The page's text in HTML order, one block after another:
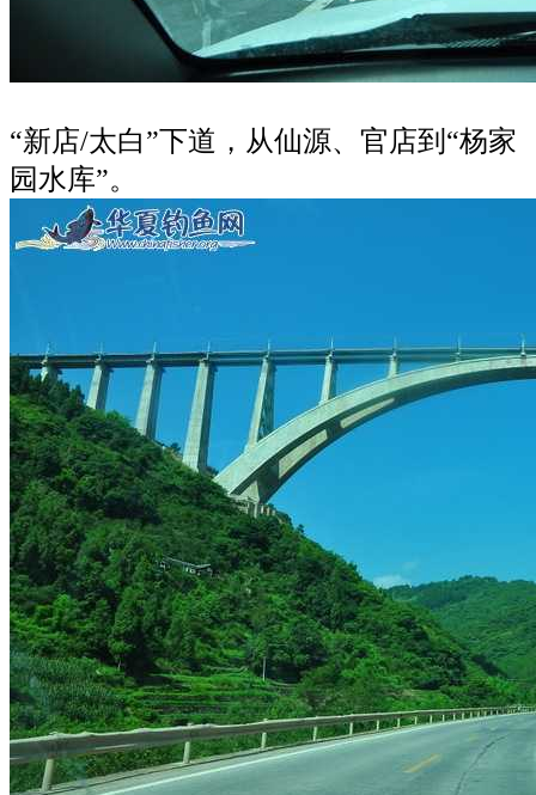
“新店/太白”下道，从仙源、官店到“杨家
园水库”。